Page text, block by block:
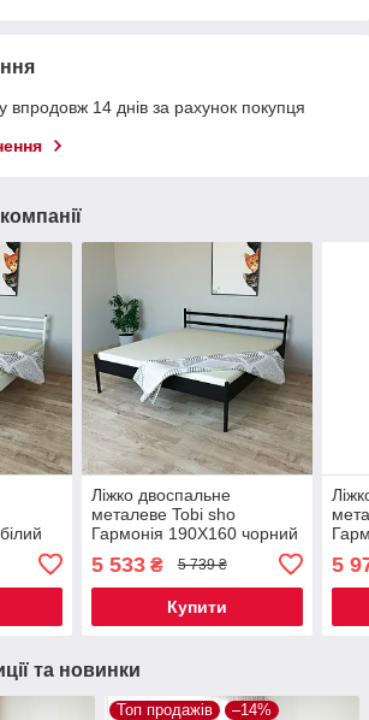
впродовж 14 днів за рахунок покупця
Ліжко двоспальне
металеве Tobi sho
Гармонія 190X160 чорний
5 533₴ 5 739 ₴
Купити
5
та новинки
Топ продажів –14%